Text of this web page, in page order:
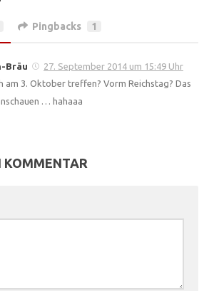
Pingbacks 1
Bräu
27. September 2014 um 15:49 Uhr
am 3. Oktober treffen? Vorm Reichstag? Das
… hahaaa
KOMMENTAR